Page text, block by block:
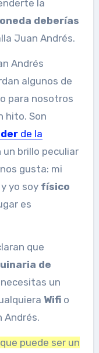
la
deberías
Juan Andrés.
Andrés
algunos de
para nosotros
hito. Son
de la
un brillo peculiar
gusta: mi
y yo soy físico
es
que
de
un
Wifio
Andrés.
puede ser un